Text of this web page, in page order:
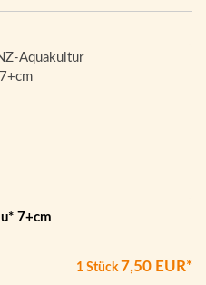
7+cm
1 Stück7,50 EUR*